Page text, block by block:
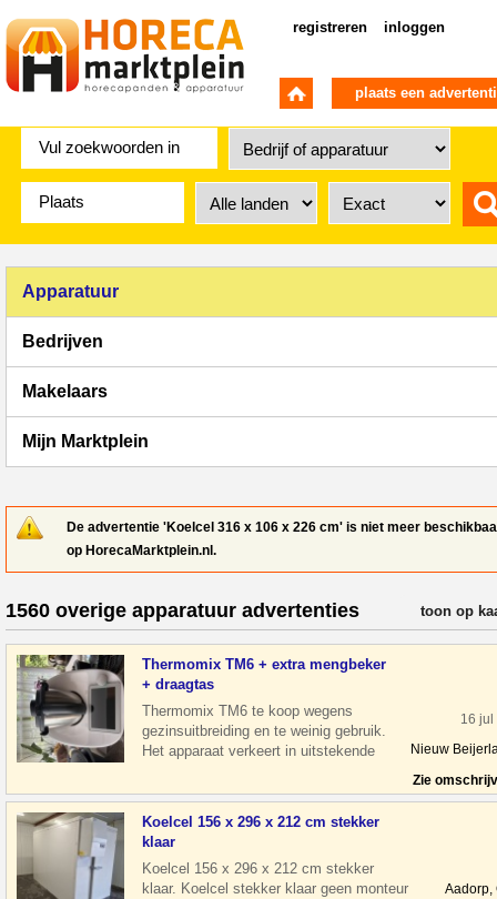
registreren inloggen
plaats een
Apparatuur
Bedrijven
Makelaars
Mijn Marktplein
De advertentie 'Koelcel 316 x 106 x 226 cm' is niet meer
op HorecaMarktplein.nl.
1560 overige apparatuur advertenties verfijn
toon op
Thermomix TM6 + extra mengbeker
+ draagtas
Thermomix TM6 te koop wegens
gezinsuitbreiding en te weinig gebruik.
Het apparaat verkeert in uitstekende
16 jul
Nieuw
Zie
Koelcel 156 x 296 x 212 cm stekker
klaar
Koelcel 156 x 296 x 212 cm stekker
klaar. Koelcel stekker klaar geen monteur
Aadorp,